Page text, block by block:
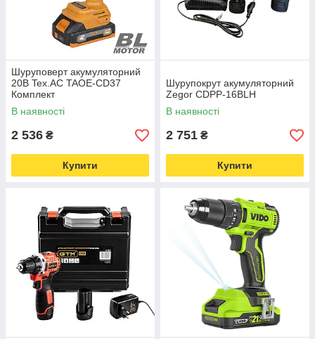
Шуруповерт акумуляторний
20В Tex.AC TAOE-СD37
Комплект
В наявності
2 536 ₴
Купити
Шурупокрут акумуляторний
Zegor CDPP-16BLH
В наявності
2 751 ₴
Купити